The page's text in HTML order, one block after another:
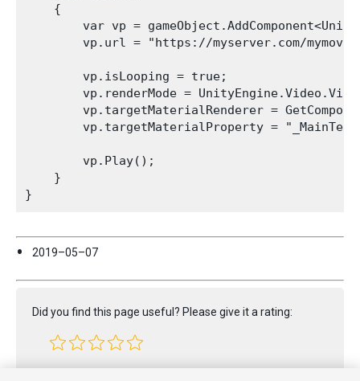
    {
var vp =
vp.url = "https://myserver.com/
        vp.isLooping = true;
vp.renderMode =
vp.targetMaterialRenderer =
vp.targetMaterialProperty =
        vp.Play();
    }
2019–05–07
Did you find this page useful? Please give it a rating: